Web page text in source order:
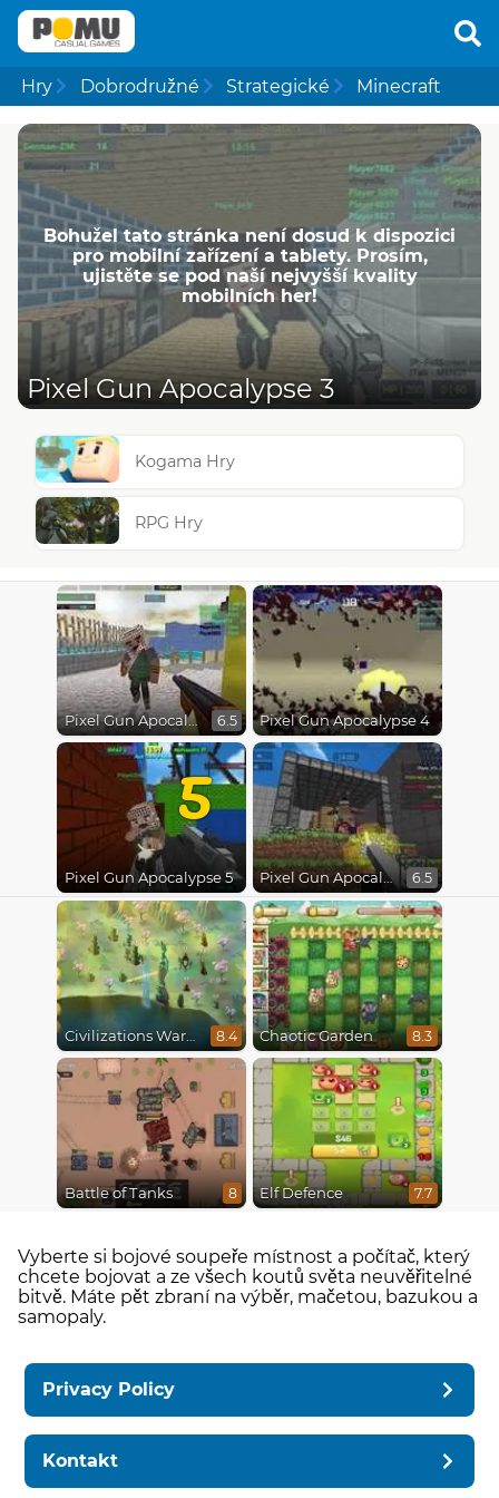
Hry Dobrodružné Strategické Minecraft
Bohužel tato stránka není dosud k dispozici
pro mobilní zařízení a tablety. Prosím,
ujistěte se pod naší nejvyšší kvality
mobilních her!
Pixel Gun Apocalypse 3
Kogama Hry
RPG Hry
Pixel Gun Apocalypse 6.5 Pixel Gun Apocalypse 4
5
Pixel Gun Apocalypse 5 Pixel Gun Apocalypse 2 6.5
Civilizations Wars Master Edition 8.4 Chaotic Garden 8.3
Battle of Tanks 8 Elf Defence 7.7
Vyberte si bojové soupeře místnost a počítač, který
chcete bojovat a ze všech koutů světa neuvěřitelné
bitvě. Máte pět zbraní na výběr, mačetou, bazukou a
samopaly.
Privacy Policy
Kontakt